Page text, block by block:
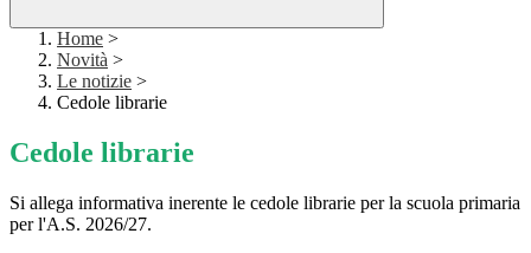
Home >
Novità >
Le notizie >
Cedole librarie
Cedole librarie
Si allega informativa inerente le cedole librarie per la scuola primaria
per l'A.S. 2026/27.